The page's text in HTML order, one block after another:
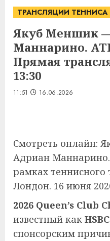
ТРАНСЛЯЦИИ ТЕННИСА
Якуб Меншик
Маннарино.
Прямая
13:30
11:51 16.06.2026
Смотреть онлайн:
Адриан
рамках теннисного
Лондон. 16 июня
2026 Queen’s Club
известный как
спонсорским